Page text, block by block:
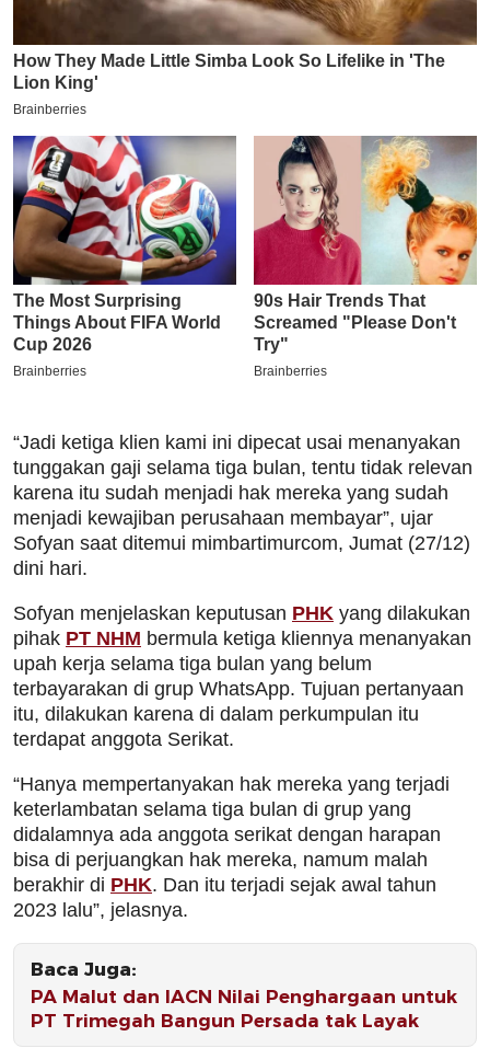
“Jadi ketiga klien kami ini dipecat usai menanyakan
tunggakan gaji selama tiga bulan, tentu tidak relevan
karena itu sudah menjadi hak mereka yang sudah
menjadi kewajiban perusahaan membayar”, ujar
Sofyan saat ditemui mimbartimurcom, Jumat (27/12)
dini hari.
Sofyan menjelaskan keputusan PHK yang dilakukan
pihak PT NHM bermula ketiga kliennya menanyakan
upah kerja selama tiga bulan yang belum
terbayarakan di grup WhatsApp. Tujuan pertanyaan
itu, dilakukan karena di dalam perkumpulan itu
terdapat anggota Serikat.
“Hanya mempertanyakan hak mereka yang terjadi
keterlambatan selama tiga bulan di grup yang
didalamnya ada anggota serikat dengan harapan
bisa di perjuangkan hak mereka, namum malah
berakhir di PHK. Dan itu terjadi sejak awal tahun
2023 lalu”, jelasnya.
Baca Juga:
PA Malut dan IACN Nilai Penghargaan untuk
PT Trimegah Bangun Persada tak Layak